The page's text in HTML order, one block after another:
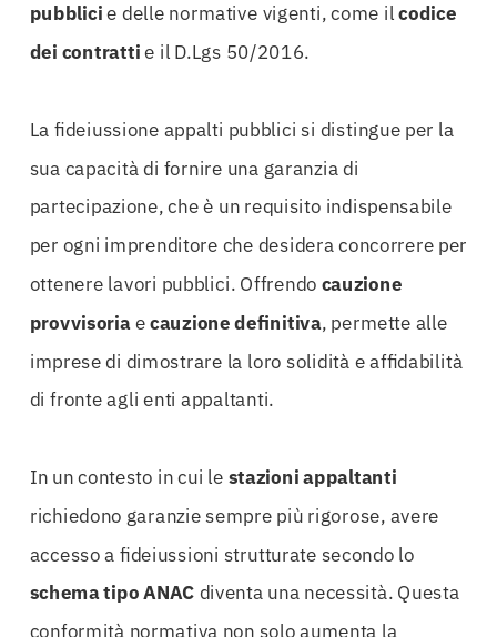
pubblicie delle normative vigenti, come ilcodice
dei contrattie il D.Lgs 50/2016.
La fideiussione appalti pubblici si distingue per la
sua capacità di fornire una garanzia di
partecipazione, che è un requisito indispensabile
per ogni imprenditore che desidera concorrere per
ottenere lavori pubblici. Offrendo cauzione
provvisoriaecauzione definitiva, permette alle
imprese di dimostrare la loro solidità e affidabilità
di fronte agli enti appaltanti.
In un contesto in cui le stazioni appaltanti
richiedono garanzie sempre più rigorose, avere
accesso a fideiussioni strutturate secondo lo
schema tipo ANAC diventa una necessità. Questa
conformità normativa non solo aumenta la